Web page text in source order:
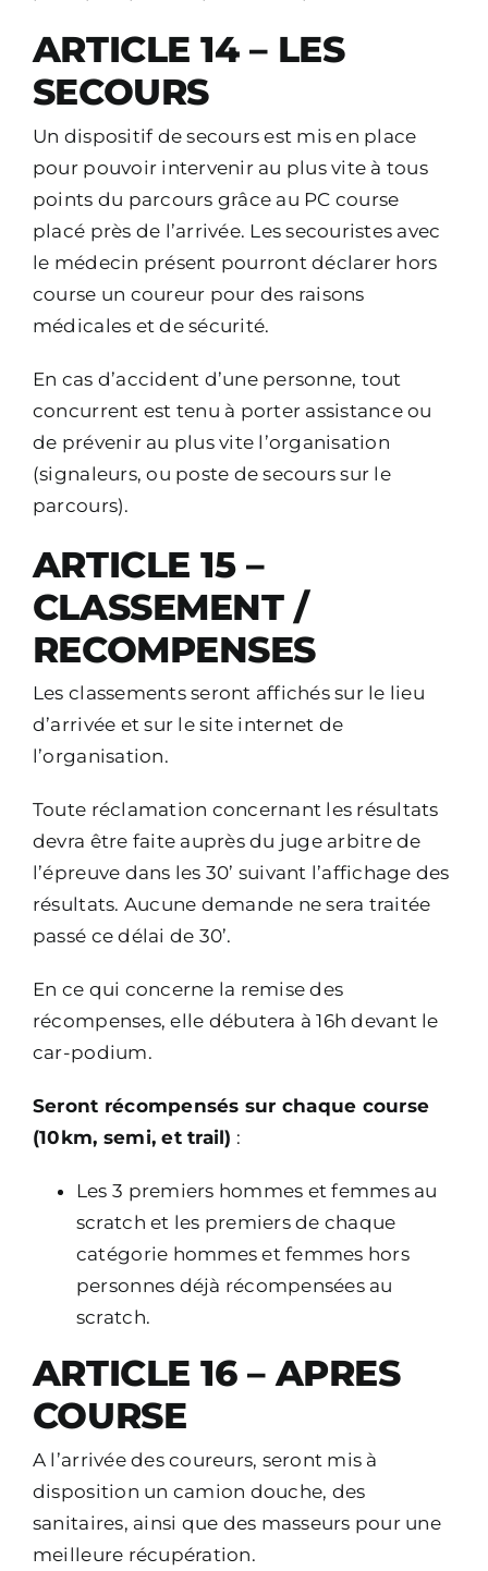
ARTICLE 14 – LES
SECOURS
Un dispositif de secours est mis en place
pour pouvoir intervenir au plus vite à tous
points du parcours grâce au PC course
placé près de l’arrivée. Les secouristes avec
le médecin présent pourront déclarer hors
course un coureur pour des raisons
médicales et de sécurité.
En cas d’accident d’une personne, tout
concurrent est tenu à porter assistance ou
de prévenir au plus vite l’organisation
(signaleurs, ou poste de secours sur le
parcours).
ARTICLE 15 –
CLASSEMENT /
RECOMPENSES
Les classements seront affichés sur le lieu
d’arrivée et sur le site internet de
l’organisation.
Toute réclamation concernant les résultats
devra être faite auprès du juge arbitre de
l’épreuve dans les 30’ suivant l’affichage des
résultats. Aucune demande ne sera traitée
passé ce délai de 30’.
En ce qui concerne la remise des
récompenses, elle débutera à 16h devant le
car-podium.
Seront récompensés sur chaque course
(10km, semi, et trail) :
Les 3 premiers hommes et femmes au
scratch et les premiers de chaque
catégorie hommes et femmes hors
personnes déjà récompensées au
scratch.
ARTICLE 16 – APRES
COURSE
A l’arrivée des coureurs, seront mis à
disposition un camion douche, des
sanitaires, ainsi que des masseurs pour une
meilleure récupération.